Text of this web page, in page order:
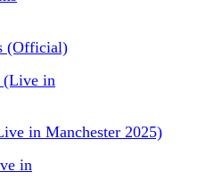
(Official)
in Manchester 2025)